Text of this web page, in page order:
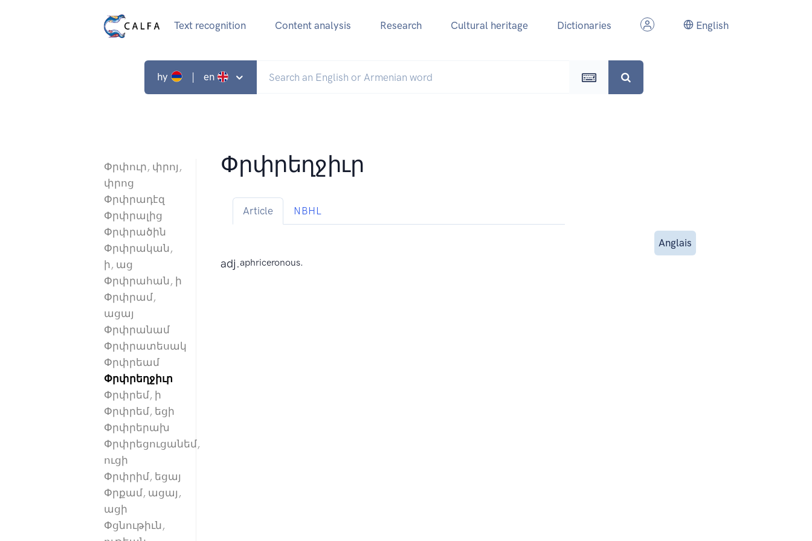
Text recognition Content analysis Research Cultural heritage Dictionaries English
hy | en
Փրփուր, փրոյ,
փրոց
Փրփրադէզ
Փրփրալից
Փրփրածին
Փրփրական,
ի, աց
Փրփրահան, ի
Փրփրամ,
ացայ
Փրփրանամ
Փրփրատեսակ
Փրփրեամ
Փրփրեղջիւր
Փրփրեմ, ի
Փրփրեմ, եցի
Փրփրերախ
Փրփրեցուցանեմ,
ուցի
Փրփրիմ, եցայ
Փրքամ, ացայ,
ացի
Փցնութիւն,
Փրփրեղջիւր
Article NBHL
Anglais
adj.aphriceronous.